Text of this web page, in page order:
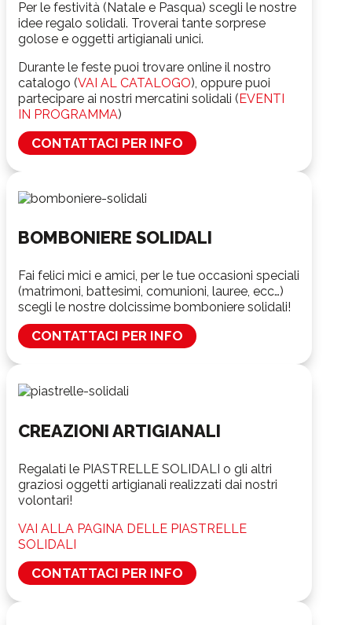
Per le festività (Natale e Pasqua) scegli le nostre
idee regalo solidali. Troverai tante sorprese
golose e oggetti artigianali unici.
Durante le feste puoi trovare online il nostro
catalogo (VAI AL CATALOGO), oppure puoi
partecipare ai nostri mercatini solidali (EVENTI
IN PROGRAMMA)
CONTATTACI PER INFO
BOMBONIERE SOLIDALI
​Fai felici mici e amici, per le tue occasioni speciali
(matrimoni, battesimi, comunioni, lauree, ecc…)
scegli le nostre dolcissime bomboniere solidali!
CONTATTACI PER INFO
CREAZIONI ARTIGIANALI
Regalati le PIASTRELLE SOLIDALI o gli altri
graziosi oggetti artigianali realizzati dai nostri
volontari!
VAI ALLA PAGINA DELLE PIASTRELLE
SOLIDALI
CONTATTACI PER INFO